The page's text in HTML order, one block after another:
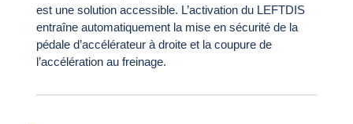
est une solution accessible. L’activation du LEFTDIS
entraîne automatiquement la mise en sécurité de la
pédale d’accélérateur à droite et la coupure de
l’accélération au freinage.